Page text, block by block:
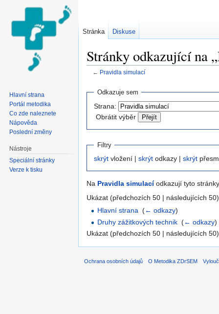
Stránky odkazující na
← Pravidla simulací
Odkazuje sem
Strana:
Obrátit výběr
Filtry
skrýt vložení | skrýt odkazy | skrýt
Na Pravidla simulacíodkazují tyto
Ukázat (předchozích 50 | následujících
Hlavní strana ‎(← odkazy)
Druhy zážitkových technik ‎(← odkazy)
Ukázat (předchozích 50 | následujících
Stránka Diskuse
Hlavní strana
Portál metodika
Co zde naleznete
Nápověda
Poslední změny
Nástroje
Speciální stránky
Verze k tisku
Ochrana osobních údajů O Metodika ZDrSEM